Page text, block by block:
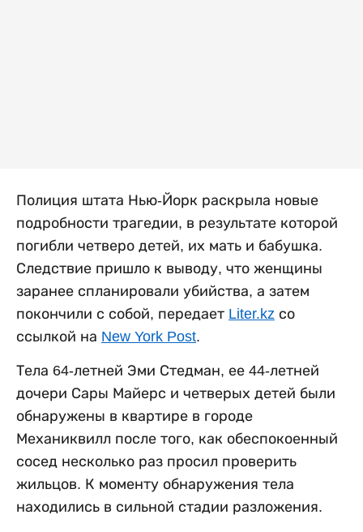
Полиция штата Нью-Йорк раскрыла новые
подробности трагедии, в результате которой
погибли четверо детей, их мать и бабушка.
Следствие пришло к выводу, что женщины
заранее спланировали убийства, а затем
покончили с собой, передает Liter.kz со
ссылкой на New York Post.
Тела 64-летней Эми Стедман, ее 44-летней
дочери Сары Майерс и четверых детей были
обнаружены в квартире в городе
Механиквилл после того, как обеспокоенный
сосед несколько раз просил проверить
жильцов. К моменту обнаружения тела
находились в сильной стадии разложения.